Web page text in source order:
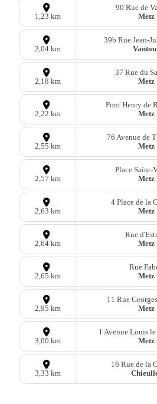
1,23 km
90 Rue de
Metz
2,04 km
39b Rue Jean-
2,18 km
37 Rue du
Metz
2,22 km
Pont Henry de
Metz
2,55 km
76 Avenue de
Metz
2,57 km
Place Saint-
Metz
2,63 km
4 Place de la
Metz
2,64 km
Rue
Metz
2,65 km
Rue
Metz
2,95 km
11 Rue
Metz
3,00 km
1 Avenue Louis
Metz
3,33 km
16 Rue de la